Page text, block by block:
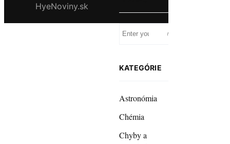
KATEGÓRIE
Astronómia
Chémia
Chyby a
HyeNoviny.sk